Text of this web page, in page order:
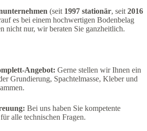
(seit 1997 stationär, seit 2016
es bei einem hochwertigen Bodenbelag
nicht nur, wir beraten Sie ganzheitlich.
Angebot: Gerne stellen wir Ihnen ein
Grundierung, Spachtelmasse, Kleber und
Bei uns haben Sie kompetente
alle technischen Fragen.